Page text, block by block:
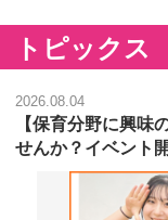
トピックス
2026.08.04
【保育分野に興味
せんか？イベント